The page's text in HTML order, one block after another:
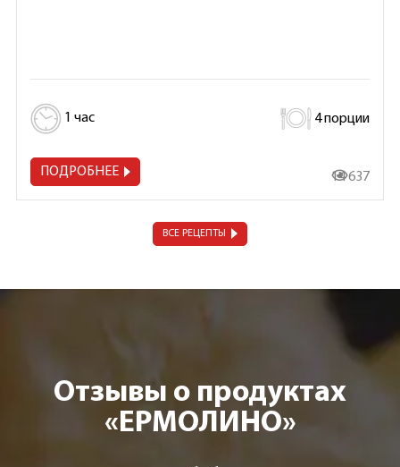
1 час 4 порции
ПОДРОБНЕЕ 14 637
ВСЕ РЕЦЕПТЫ
Отзывы о продуктах
«ЕРМОЛИНО»